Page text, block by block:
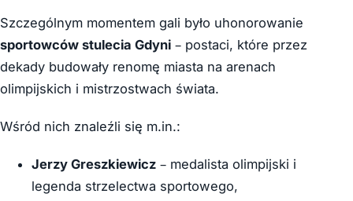
Szczególnym momentem gali było uhonorowanie
sportowców stulecia Gdyni – postaci, które przez
dekady budowały renomę miasta na arenach
olimpijskich i mistrzostwach świata.
Wśród nich znaleźli się m.in.:
Jerzy Greszkiewicz – medalista olimpijski i
legenda strzelectwa sportowego,